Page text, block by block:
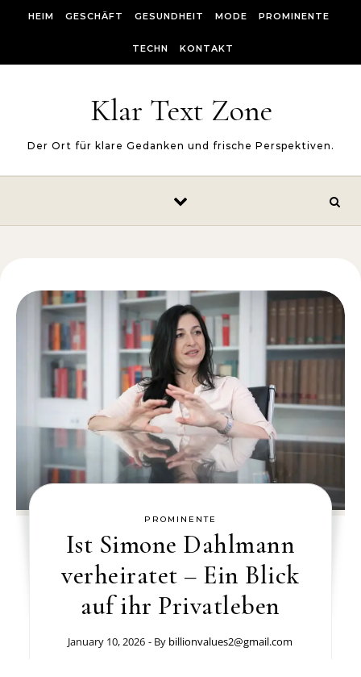
HEIM GESCHÄFT GESUNDHEIT MODE PROMINENTE
TECHN KONTAKT
Klar Text Zone
Der Ort für klare Gedanken und frische Perspektiven.
PROMINENTE
Ist Simone Dahlmann
verheiratet – Ein Blick
auf ihr Privatleben
January 10, 2026 - By billionvalues2@gmail.com